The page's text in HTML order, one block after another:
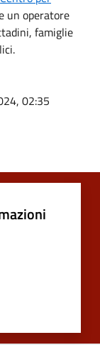
un operatore
famiglie
02:35